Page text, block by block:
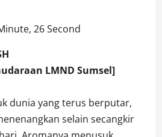
26 Second
LMND Sumsel]
dunia yang terus berputar,
selain secangkir